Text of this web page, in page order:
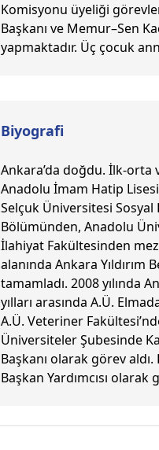
Komisyonu üyeliği
Başkanı ve Memur–Sen
yapmaktadır. Üç çocuk
Biyografi
Ankara’da doğdu. İlk-orta
Anadolu İmam Hatip
Selçuk Üniversitesi
Bölümünden, Anadolu
İlahiyat Fakültesinden
alanında Ankara
tamamladı. 2008 yılında
yılları arasında A.Ü.
A.Ü. Veteriner
Üniversiteler Şubesinde
Başkanı olarak görev
Başkan Yardımcısı